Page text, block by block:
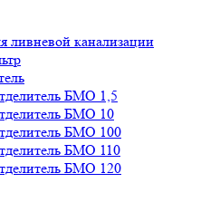
ливневой канализации
БМО 1,5
БМО 10
БМО 100
БМО 110
БМО 120